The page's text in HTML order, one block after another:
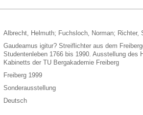
Albrecht, Helmuth; Fuchsloch, Norman; Richter,
Gaudeamus igitur? Streiflichter aus dem
Studentenleben 1766 bis 1990. Ausstellung des
Kabinetts der TU Bergakademie Freiberg
Freiberg 1999
Sonderausstellung
Deutsch